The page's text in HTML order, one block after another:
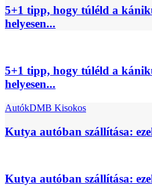
5+1 tipp, hogy túléld a
helyesen...
5+1 tipp, hogy túléld a
helyesen...
AutókDMB Kisokos
Kutya autóban szállítása:
Kutya autóban szállítása: